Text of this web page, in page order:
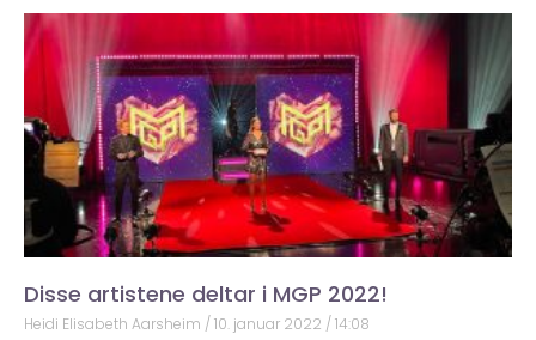
Disse artistene deltar i MGP 2022!
Heidi Elisabeth Aarsheim 10. januar 2022 14:08